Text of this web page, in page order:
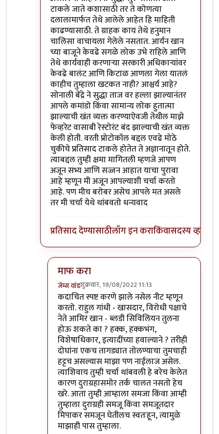
टाकले जाते कशासाठी तर ते कोणत्या
दलालामार्फत तेथे आलेले आहेत हि माहिती
काढण्यासाठी. ते ग्राहक काय तेथे हनुमान
चालिसा वाचायला गेलेले नसतात. आर्यन खान
च्या बाजूने केवढे सगळे लोक उभे राहिले आणि
तेथे कार्यवाही करणाऱ्या सरकारी अधिकाऱ्यांवर
केवढे बालंट आणि किटाळ आणला गेला यातलं
काहीच तुम्हाला खटकत नाही? आश्चर्य आहे?
सोनाली बेंद्रे ने सुद्धा ताज वर हल्ला झाल्यानंतर
आपले कमांडो किंवा सामान्य लोक हुतात्मा
झाल्याची खंत व्यक्त करण्याऐवजी तेथील माझे
फेव्हरेट वासाबी रेस्टोरंट बंद झाल्याची खंत व्यक्त
केली होती. वरती प्रोटोकॉल बद्दल एवढे मोठे
चुकीचे प्रतिसाद टाकले होतेत ते अज्ञानातून होते.
त्याबद्दल तुम्ही क्षमा मागितली म्हणजे आपण
अजून सभ्य आणि सज्जन आहात याचा पुरावा
आहे म्हणून मी अजून आपल्याशी चर्चा करतो
आहे. पण मीच बरोबर असेच आपले मत असले
तर मी चर्चा येथे थांबवतो धन्यवाद
प्रतिसाद देण्यासाठीलॉग इन कराकिंवासदस्य व्हा
माफ करा
जेम्स वांडशुक्रवार, 19/08/2022 11:13
In reply toअहो राहुल गांधी आणि आमिर खान
कदाचित स्पष्ट करणे झाले नसेल नीट म्हणून
करतो. राहुल गांधी - खासदार, विरोधी पक्षाचे
नेते आमिर खान - ब्लडी सिविलियन तुलना
होऊ शकते का ? हक्क, हक्कभंग,
विशेषाधिकार, इत्यादींच्या हवाल्याने ? तरीही
दोघांना एकच तागड्यात तोलण्याचा तुमचाही
हट्टच असल्यास माझा पण नाईलाज असेल.
त्याशिवाय तुम्ही चर्चा थांबवली हे बरेच केलेत
कारण दुराग्रहासमोर तर्क चालत नसतो हेच
खरे. आता तुम्ही आम्हाला समजा किंवा आम्ही
तुम्हाला दुराग्रही समजू किंवा समजूतदार
मिपाकर समजून घेतीलच स्वतःहून, त्यामुळे
माझाही पास तुम्हाला.